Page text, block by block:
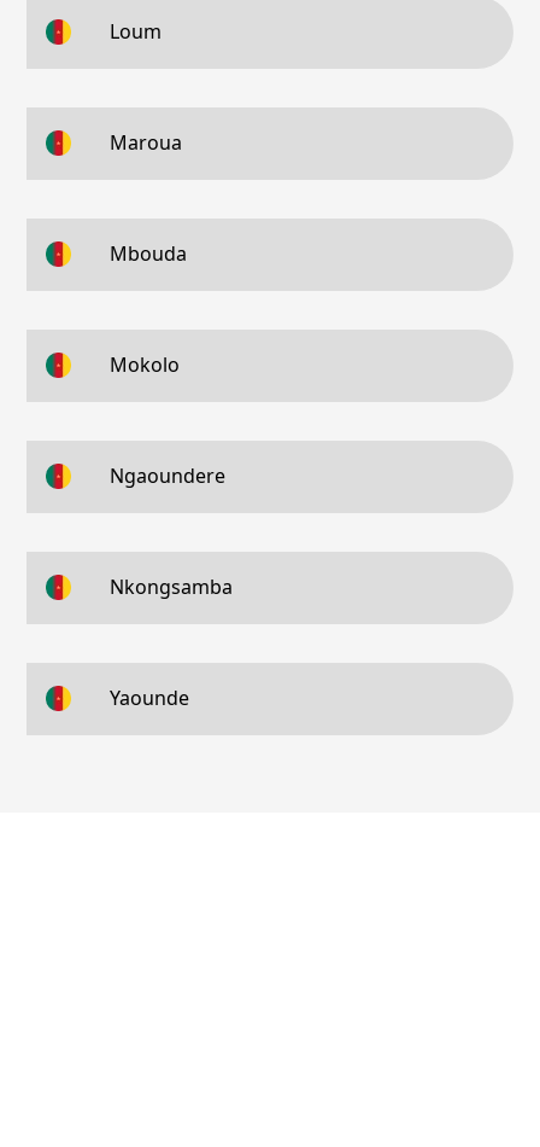
Loum
Maroua
Mbouda
Mokolo
Ngaoundere
Nkongsamba
Yaounde